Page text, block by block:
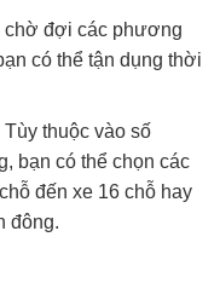
chờ đợi các phương
có thể tận dụng thời
Tùy thuộc vào số
bạn có thể chọn các
đến xe 16 chỗ hay
đông.